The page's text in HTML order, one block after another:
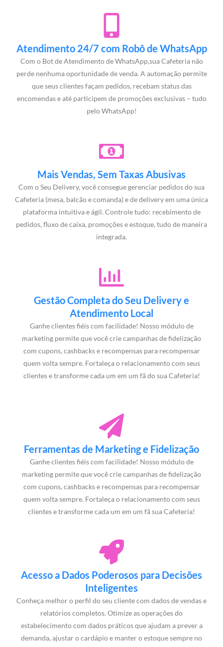
Atendimento 24/7 com Robô de WhatsApp
Com o Bot de Atendimento de WhatsApp,sua Cafeteria não
perde nenhuma oportunidade de venda. A automação permite
que seus clientes façam pedidos, recebam status das
encomendas e até participem de promoções exclusivas – tudo
pelo WhatsApp!
Mais Vendas, Sem Taxas Abusivas
Com o Seu Delivery, você consegue gerenciar pedidos do sua
Cafeteria (mesa, balcão e comanda) e de delivery em uma única
plataforma intuitiva e ágil. Controle tudo: recebimento de
pedidos, fluxo de caixa, promoções e estoque, tudo de maneira
integrada.
Gestão Completa do Seu Delivery e
Atendimento Local
Ganhe clientes fiéis com facilidade! Nosso módulo de
marketing permite que você crie campanhas de fidelização
com cupons, cashbacks e recompensas para recompensar
quem volta sempre. Fortaleça o relacionamento com seus
clientes e transforme cada um em um fã do sua Cafeteria!
Ferramentas de Marketing e Fidelização
Ganhe clientes fiéis com facilidade! Nosso módulo de
marketing permite que você crie campanhas de fidelização
com cupons, cashbacks e recompensas para recompensar
quem volta sempre. Fortaleça o relacionamento com seus
clientes e transforme cada um em um fã sua Cafeteria!
Acesso a Dados Poderosos para Decisões
Inteligentes
Conheça melhor o perfil do seu cliente com dados de vendas e
relatórios completos. Otimize as operações do
estabelecimento com dados práticos que ajudam a prever a
demanda, ajustar o cardápio e manter o estoque sempre no